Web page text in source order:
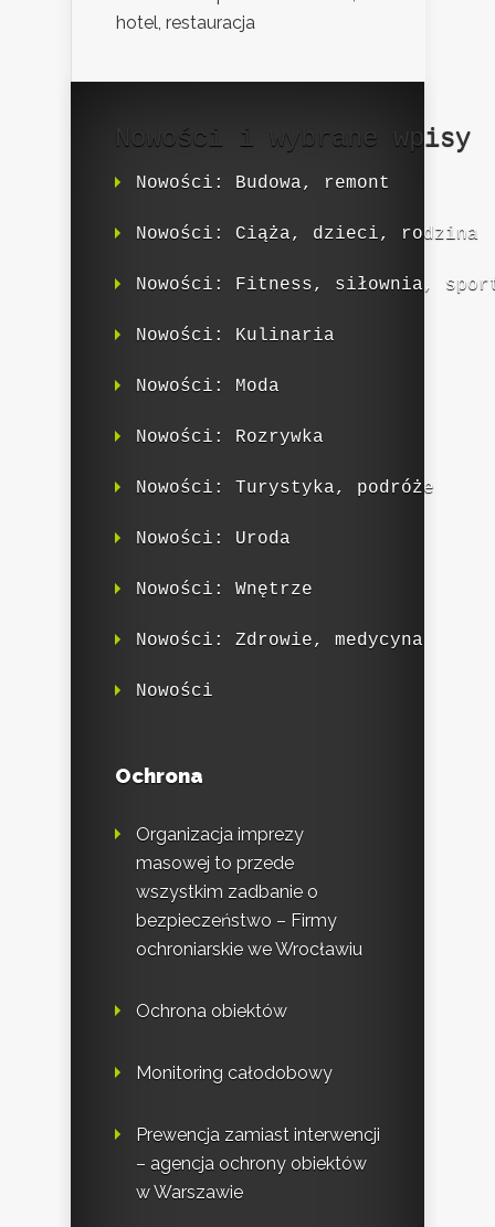
hotel, restauracja
Nowości i wybrane wpisy
Nowości: Budowa, remont
Nowości: Ciąża, dzieci, rodzina
Nowości: Fitness, siłownia,
Nowości: Kulinaria
Nowości: Moda
Nowości: Rozrywka
Nowości: Turystyka, podróże
Nowości: Uroda
Nowości: Wnętrze
Nowości: Zdrowie, medycyna
Nowości
Ochrona
Organizacja imprezy
masowej to przede
wszystkim zadbanie o
bezpieczeństwo – Firmy
ochroniarskie we Wrocławiu
Ochrona obiektów
Monitoring całodobowy
Prewencja zamiast interwencji
– agencja ochrony obiektów
w Warszawie